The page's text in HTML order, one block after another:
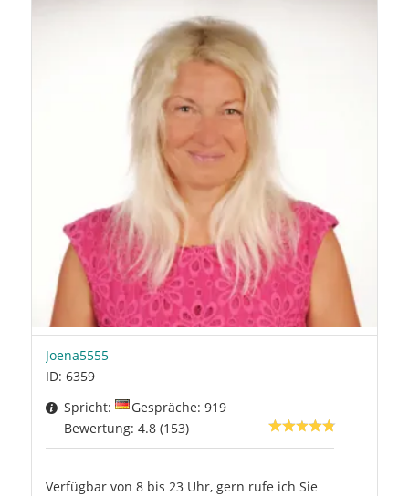
Joena5555
ID: 6359
Spricht:
Gespräche: 919
Bewertung: 4.8 (153)
Verfügbar von 8 bis 23 Uhr, gern rufe ich Sie